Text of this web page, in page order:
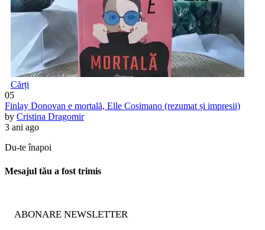
Cărți
05
Finlay Donovan e mortală, Elle Cosimano (rezumat și impresii)
by Cristina Dragomir
3 ani ago
Du-te înapoi
Mesajul tău a fost trimis
ABONARE NEWSLETTER